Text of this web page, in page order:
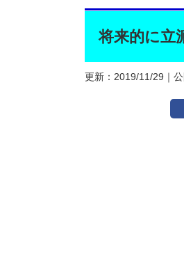
将来的に立
更新： 2019/11/29 ｜